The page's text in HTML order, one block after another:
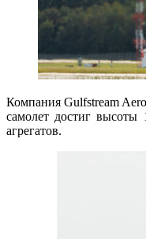
Компания Gulfstream
самолет достиг высоты
агрегатов.